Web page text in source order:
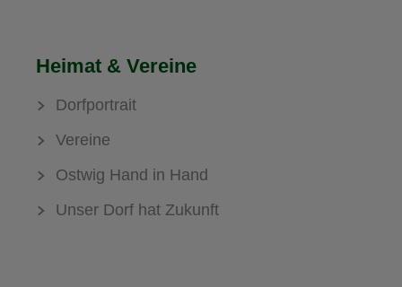
Heimat & Vereine
Dorfportrait
Vereine
Ostwig Hand in Hand
Unser Dorf hat Zukunft